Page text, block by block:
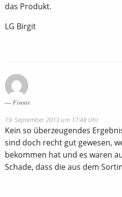
das Produkt.
LG Birgit
Finnie
19. September 2013 um 17:48 Uhr
Kein so überzeugendes
sind doch recht gut gewesen,
bekommen hat und es waren
Schade, dass die aus dem